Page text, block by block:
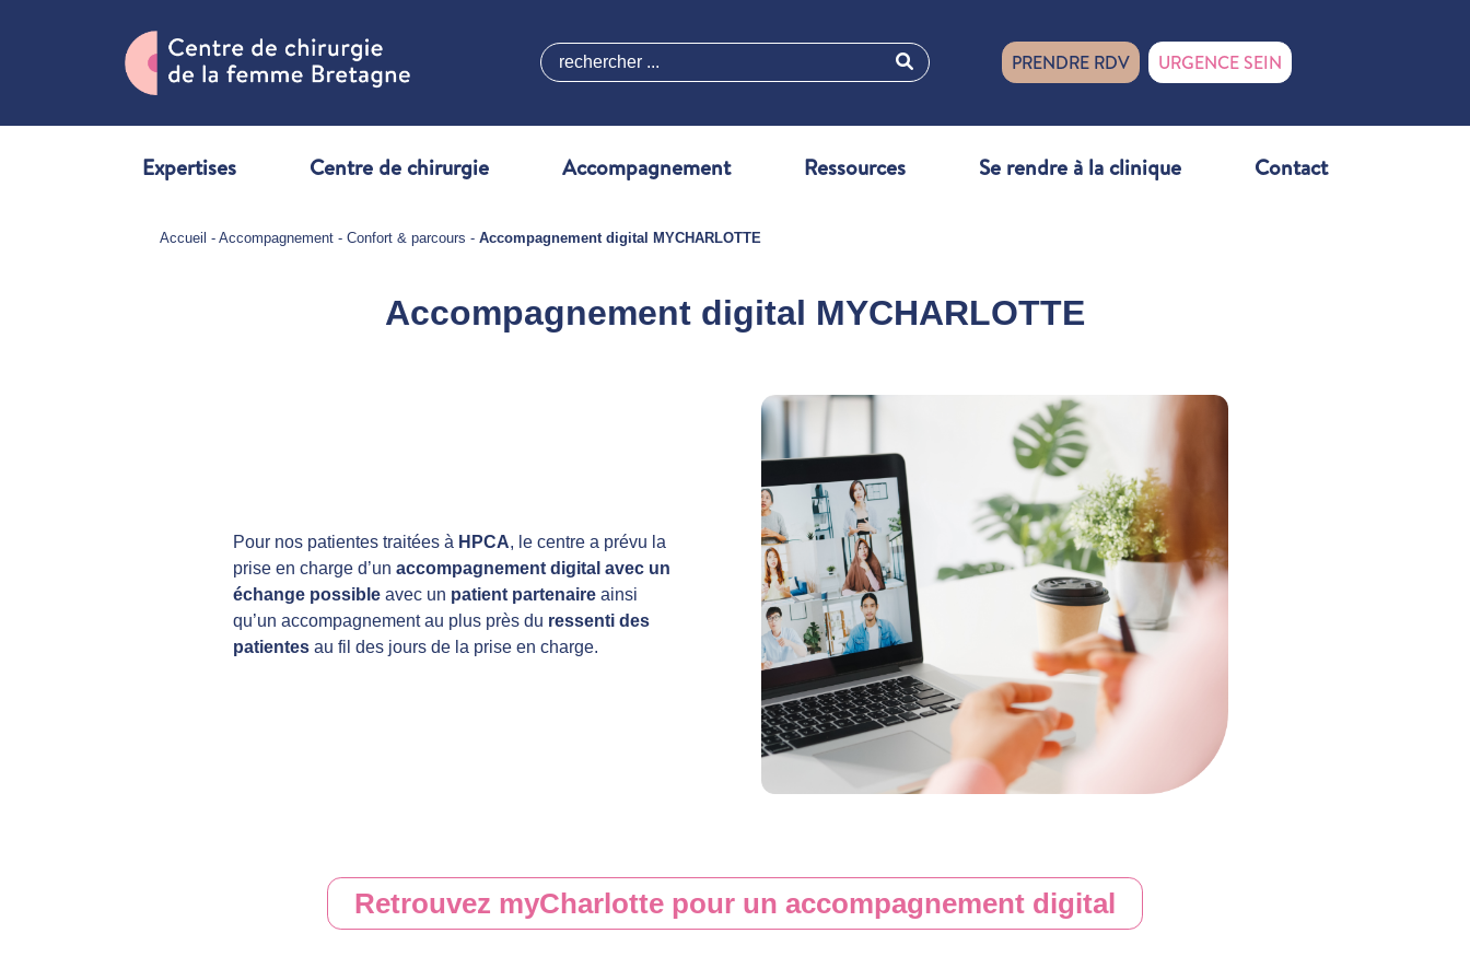
rechercher ... PRENDRE RDV URGENCE SEIN
Expertises Centre de chirurgie Accompagnement Ressources Se rendre à la clinique Contact
Accueil - Accompagnement - Confort & parcours - Accompagnement digital MYCHARLOTTE
Accompagnement digital MYCHARLOTTE
Pour nos patientes traitées à HPCA, le centre a prévu la
prise en charge d’un accompagnement digital avec un
échange possible avec un patient partenaire ainsi
qu’un accompagnement au plus près du ressenti des
patientes au fil des jours de la prise en charge.
Retrouvez myCharlotte pour un accompagnement digital